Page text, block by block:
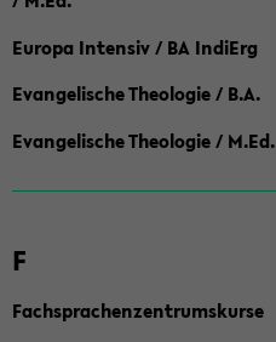
Europa Intensiv / BA IndiErg
Evangelische Theologie / B.A.
Evangelische Theologie / M.Ed.
F
Fachsprachenzentrumskurse